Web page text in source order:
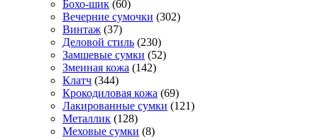
Бохо-шик (60)
Вечерние сумочки (302)
Винтаж (37)
Деловой стиль (230)
Замшевые сумки (52)
Змеиная кожа (142)
Клатч (344)
Крокодиловая кожа (69)
Лакированные сумки (121)
Металлик (128)
Меховые сумки (8)